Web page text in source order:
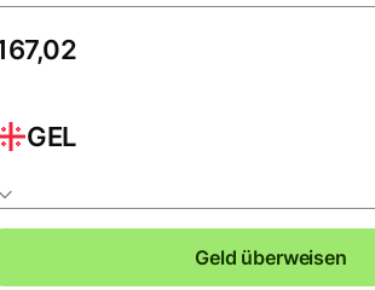
GEL
Geld überweisen